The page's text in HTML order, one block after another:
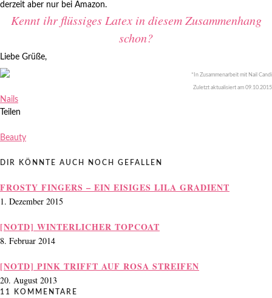
derzeit aber nur bei Amazon.
Kennt ihr flüssiges Latex in diesem Zusammenhang
schon?
Liebe Grüße,
*In Zusammenarbeit mit Nail Candi
Zuletzt aktualisiert am 09.10.2015
Nails
Teilen
Beauty
DIR KÖNNTE AUCH NOCH GEFALLEN
FROSTY FINGERS – EIN EISIGES LILA GRADIENT
1. Dezember 2015
[NOTD] WINTERLICHER TOPCOAT
8. Februar 2014
[NOTD] PINK TRIFFT AUF ROSA STREIFEN
20. August 2013
11 KOMMENTARE